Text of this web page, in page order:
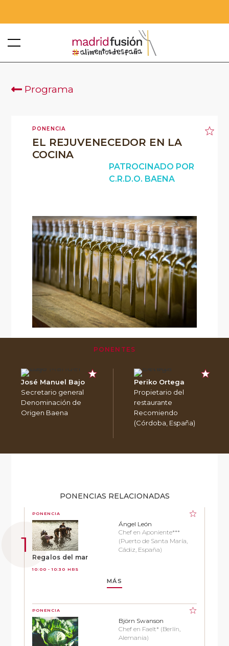
Programa
PONENCIA
EL REJUVENECEDOR EN LA
COCINA
PATROCINADO POR
C.R.D.O. BAENA
PONENTES
José Manuel Bajo
Secretario general
Denominación de
Origen Baena
Periko Ortega
Propietario del
restaurante
Recomiendo
(Córdoba, España)
PONENCIAS RELACIONADAS
PONENCIA
Regalos del mar
10:00 - 10:30 HRS
Ángel León
Chef en Aponiente***
(Puerto de Santa María,
Cádiz, España)
MÁS
PONENCIA
Björn Swanson
Chef en Faelt* (Berlín,
Alemania)